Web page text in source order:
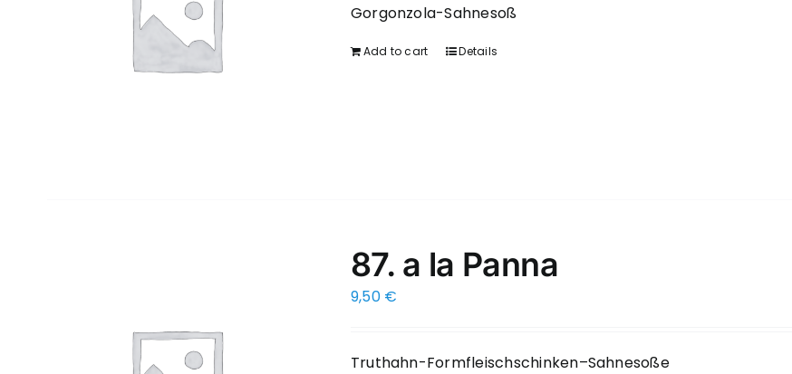
Gorgonzola-Sahnesoß
Add to cart Details
87. a la Panna
9,50 €
Truthahn-Formfleischschinken–Sahnesoße